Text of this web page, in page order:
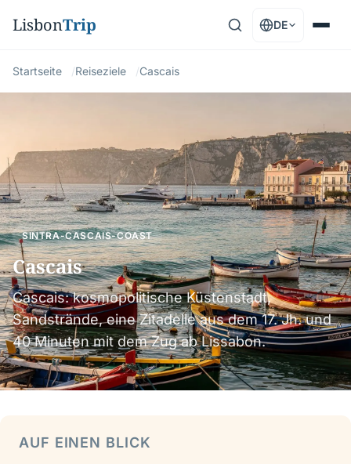
LisbonTrip DE
Startseite Reiseziele Cascais
SINTRA-CASCAIS-COAST
Cascais
Cascais: kosmopolitische Küstenstadt,
Sandstrände, eine Zitadelle aus dem 17. Jh. und
40 Minuten mit dem Zug ab Lissabon.
AUF EINEN BLICK